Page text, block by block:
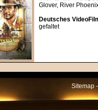
Glover, River
Deutsches
gefaltet
Sitemap